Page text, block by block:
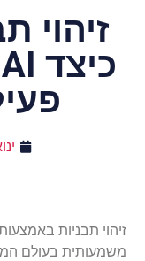
זיהוי
זיהוי תבניות
משמעותית בעולם